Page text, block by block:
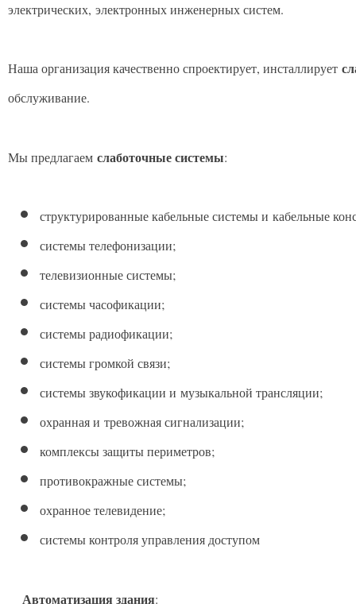
электрических, электронных инженерных систем.
Наша организация качественно спроектирует, инсталлирует
обслуживание.
Мы предлагаем слаботочные системы:
структурированные кабельные системы и кабельные
системы телефонизации;
телевизионные системы;
системы часофикации;
системы радиофикации;
системы громкой связи;
системы звукофикации и музыкальной трансляции;
охранная и тревожная сигнализации;
комплексы защиты периметров;
противокражные системы;
охранное телевидение;
системы контроля управления доступом
Автоматизация здания: